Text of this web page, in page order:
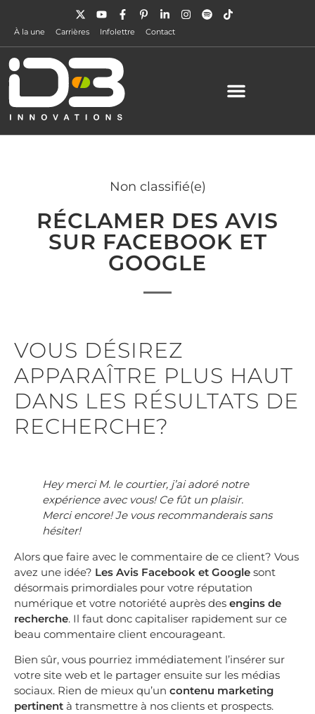
À la une Carrières Infolettre Contact
Non classifié(e)
RÉCLAMER DES AVIS
SUR FACEBOOK ET
GOOGLE
VOUS DÉSIREZ
APPARAÎTRE PLUS HAUT
DANS LES RÉSULTATS DE
RECHERCHE?
Hey merci M. le courtier, j’ai adoré notre
expérience avec vous! Ce fût un plaisir.
Merci encore! Je vous recommanderais sans
hésiter!
Alors que faire avec le commentaire de ce client? Vous
avez une idée? Les Avis Facebook et Google sont
désormais primordiales pour votre réputation
numérique et votre notoriété auprès des engins de
recherche. Il faut donc capitaliser rapidement sur ce
beau commentaire client encourageant.
Bien sûr, vous pourriez immédiatement l’insérer sur
votre site web et le partager ensuite sur les médias
sociaux. Rien de mieux qu’un contenu marketing
pertinent à transmettre à nos clients et prospects.